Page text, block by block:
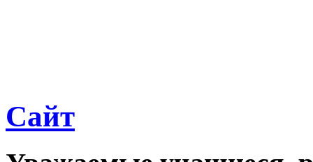
Сообщаем, что
переехал на новый адрес.